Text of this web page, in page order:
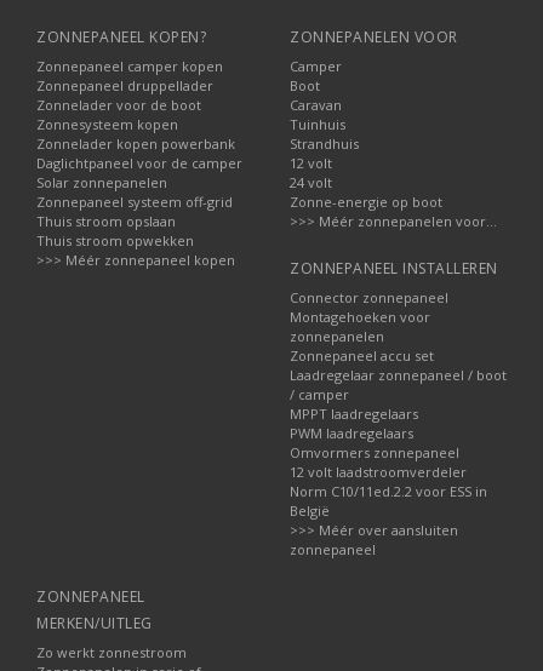
ZONNEPANEEL KOPEN?
Zonnepaneel camper kopen
Zonnepaneel druppellader
Zonnelader voor de boot
Zonnesysteem kopen
Zonnelader kopen powerbank
Daglichtpaneel voor de camper
Solar zonnepanelen
Zonnepaneel systeem off-grid
Thuis stroom opslaan
Thuis stroom opwekken
>>> Méér zonnepaneel kopen
ZONNEPANELEN VOOR
Camper
Boot
Caravan
Tuinhuis
Strandhuis
12 volt
24 volt
Zonne-energie op boot
>>> Méér zonnepanelen voor...
ZONNEPANEEL INSTALLEREN
Connector zonnepaneel
Montagehoeken voor
zonnepanelen
Zonnepaneel accu set
Laadregelaar zonnepaneel / boot
/ camper
MPPT laadregelaars
PWM laadregelaars
Omvormers zonnepaneel
12 volt laadstroomverdeler
Norm C10/11ed.2.2 voor ESS in
België
>>> Méér over aansluiten
zonnepaneel
ZONNEPANEEL
MERKEN/UITLEG
Zo werkt zonnestroom